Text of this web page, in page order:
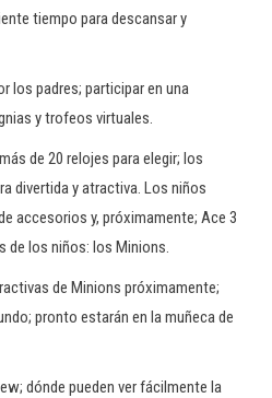
tiempo para descansar y
los padres; participar en una
y trofeos virtuales.
de 20 relojes para elegir; los
divertida y atractiva. Los niños
accesorios y, próximamente; Ace 3
de los niños: los Minions.
de Minions próximamente;
pronto estarán en la muñeca de
dónde pueden ver fácilmente la